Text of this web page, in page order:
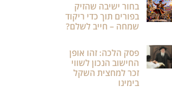
בחור ישיבה שהזיק
בפורים תוך כדי ריקוד
שמחה – חייב לשלם?
פסק הלכה: זהו אופן
החישוב הנכון לשווי
זכר למחצית השקל
בימינו